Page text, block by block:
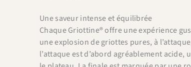
Une saveur intense et équilibrée
Chaque Griottine® offre une expérience
une explosion de griottes pures, à
l’attaque est d’abord agréablement
Bienvenue